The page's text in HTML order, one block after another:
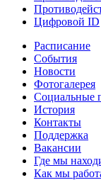
Цифровой ID
Расписание
События
Новости
Фотогалерея
Социальные
История
Контакты
Поддержка
Вакансии
Где мы
Как мы